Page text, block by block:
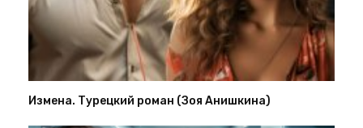
Измена. Турецкий роман (Зоя Анишкина)